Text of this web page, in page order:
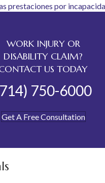
prestaciones por
WORK INJURY OR
DISABILITY CLAIM?
US TODAY
750-6000
Get A Free Consultation